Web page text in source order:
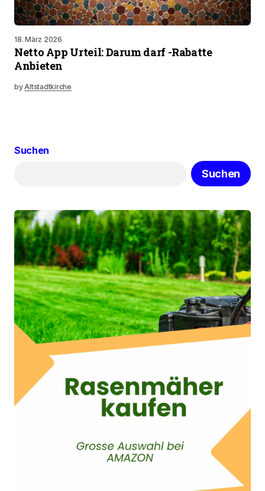
18. März 2026
Netto App Urteil: Darum darf -Rabatte
Anbieten
byAltstadtkirche
Suchen
Suchen